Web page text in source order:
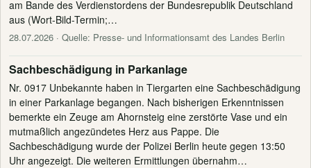
am Bande des Verdienstordens der Bundesrepublik Deutschland
aus (Wort-Bild-Termin;…
28.07.2026 · Quelle: Presse- und Informationsamt des Landes Berlin
Sachbeschädigung in Parkanlage
Nr. 0917 Unbekannte haben in Tiergarten eine Sachbeschädigung
in einer Parkanlage begangen. Nach bisherigen Erkenntnissen
bemerkte ein Zeuge am Ahornsteig eine zerstörte Vase und ein
mutmaßlich angezündetes Herz aus Pappe. Die
Sachbeschädigung wurde der Polizei Berlin heute gegen 13:50
Uhr angezeigt. Die weiteren Ermittlungen übernahm…